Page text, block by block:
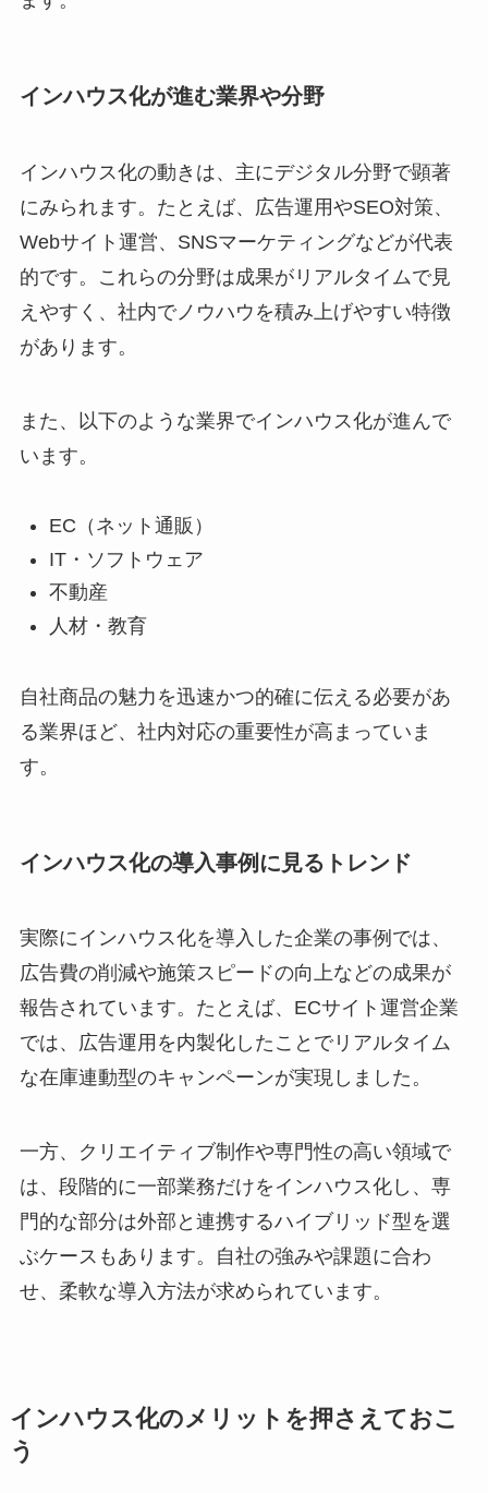
インハウス化が進む業界や分野
インハウス化の動きは、主にデジタル分野で顕著
にみられます。たとえば、広告運用やSEO対策、
Webサイト運営、SNSマーケティングなどが代表
的です。これらの分野は成果がリアルタイムで見
えやすく、社内でノウハウを積み上げやすい特徴
があります。
また、以下のような業界でインハウス化が進んで
います。
EC（ネット通販）
IT・ソフトウェア
不動産
人材・教育
自社商品の魅力を迅速かつ的確に伝える必要があ
る業界ほど、社内対応の重要性が高まっていま
す。
インハウス化の導入事例に見るトレンド
実際にインハウス化を導入した企業の事例では、
広告費の削減や施策スピードの向上などの成果が
報告されています。たとえば、ECサイト運営企業
では、広告運用を内製化したことでリアルタイム
な在庫連動型のキャンペーンが実現しました。
一方、クリエイティブ制作や専門性の高い領域で
は、段階的に一部業務だけをインハウス化し、専
門的な部分は外部と連携するハイブリッド型を選
ぶケースもあります。自社の強みや課題に合わ
せ、柔軟な導入方法が求められています。
インハウス化のメリットを押さえておこ
う